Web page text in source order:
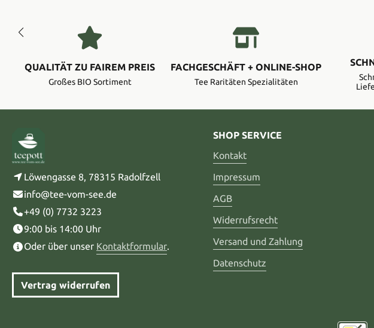
QUALITÄT ZU FAIREM PREIS
Großes BIO Sortiment
FACHGESCHÄFT + ONLINE-SHOP
Tee Raritäten Spezialitäten
Löwengasse 8, 78315 Radolfzell
info@tee-vom-see.de
+49 (0) 7732 3223
9:00 bis 14:00 Uhr
Oder über unser Kontaktformular.
Vertrag widerrufen
SHOP SERVICE
Kontakt
Impressum
AGB
Widerrufsrecht
Versand und Zahlung
Datenschutz